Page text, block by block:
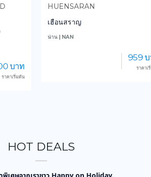
บาท
ราคาเริ่มต้น
HUENSARAN
เฮือนสราญ
น่าน | NAN
959
ราคาเ
HOT DEALS